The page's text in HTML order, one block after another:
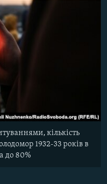
кількість
1932-33 років в
до 80%